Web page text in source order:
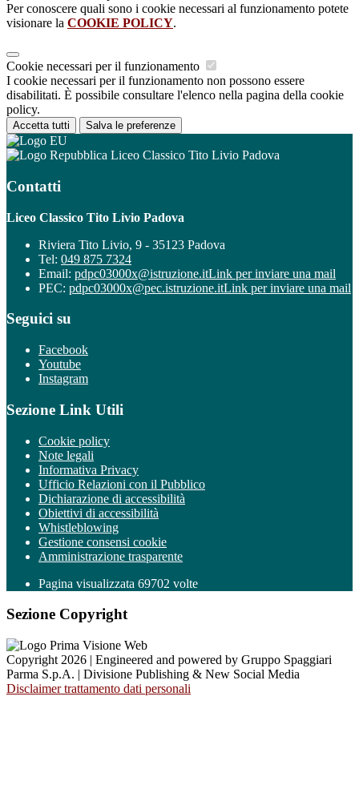
Per conoscere quali sono i cookie necessari al funzionamento potete
visionare la COOKIE POLICY.
Cookie necessari per il funzionamento
I cookie necessari per il funzionamento non possono essere
disabilitati. È possibile consultare l'elenco nella pagina della cookie
policy.
Accetta tutti Salva le preferenze
Liceo Classico Tito Livio Padova
Contatti
Liceo Classico Tito Livio Padova
Riviera Tito Livio, 9 - 35123 Padova
Tel: 049 875 7324
Email: pdpc03000x@istruzione.itLink per inviare una mail
PEC: pdpc03000x@pec.istruzione.itLink per inviare una mail
Seguici su
Facebook
Youtube
Instagram
Sezione Link Utili
Cookie policy
Note legali
Informativa Privacy
Ufficio Relazioni con il Pubblico
Dichiarazione di accessibilità
Obiettivi di accessibilità
Whistleblowing
Gestione consensi cookie
Amministrazione trasparente
Pagina visualizzata 69702 volte
Sezione Copyright
Copyright 2026 | Engineered and powered by Gruppo Spaggiari
Parma S.p.A. | Divisione Publishing & New Social Media
Disclaimer trattamento dati personali